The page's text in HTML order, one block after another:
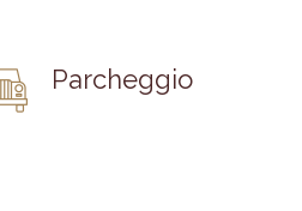
Parcheggio